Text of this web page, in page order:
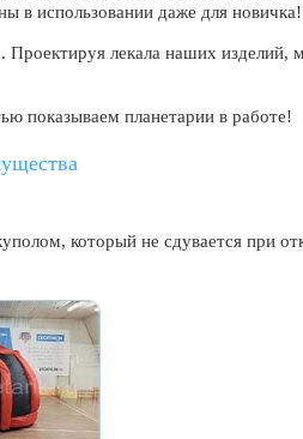
в использовании даже для новичка!
лекала наших изделий,
показываем планетарии в работе!
который не сдувается при